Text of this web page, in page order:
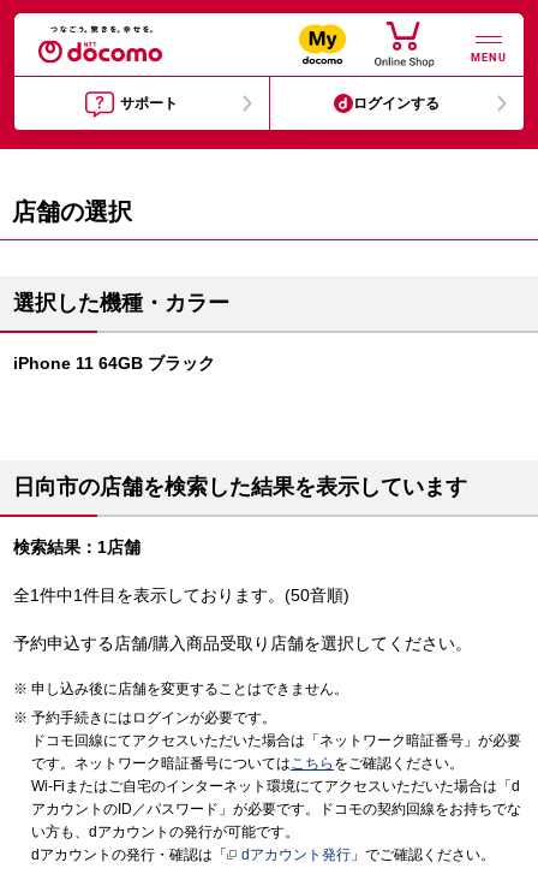
MENU
サポート ログインする
店舗の選択
選択した機種・カラー
iPhone 11 64GB ブラック
日向市の店舗を検索した結果を表示しています
検索結果：1店舗
全1件中1件目を表示しております。(50音順)
予約申込する店舗/購入商品受取り店舗を選択してください。
申し込み後に店舗を変更することはできません。
予約手続きにはログインが必要です。
ドコモ回線にてアクセスいただいた場合は「ネットワーク暗証番号」が必要
です。ネットワーク暗証番号についてはこちら をご確認ください。
Wi-Fiまたはご自宅のインターネット環境にてアクセスいただいた場合は「d
アカウントのID／パスワード」が必要です。ドコモの契約回線をお持ちでな
い方も、dアカウントの発行が可能です。
dアカウントの発行・確認は「
dアカウント発行 」でご確認ください。